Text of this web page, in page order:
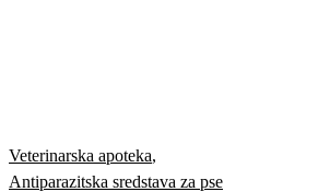
Veterinarska apoteka,
Antiparazitska sredstava za pse